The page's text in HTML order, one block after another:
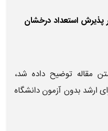
پذیرش استعداد درخشان
مقاله توضیح داده شد،
ارشد بدون آزمون دانشگاه